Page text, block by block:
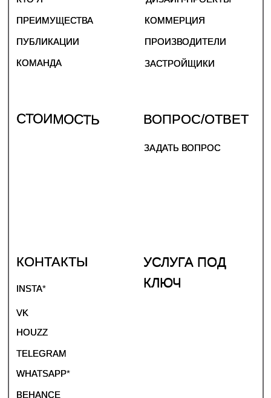
ИП КУТЫРИНА АНАСТАСИЯ МИХАЙЛОВНА
САЙТ СДЕЛАН WWW.APORFIRA.COM